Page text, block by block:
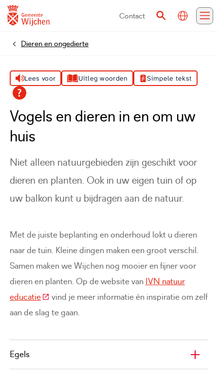
Contact
ZoekenVertalen
HomeDieren en ongedierte
Lees voor Uitleg woorden Simpele tekst
Vogels en dieren in en om uw
huis
Niet alleen natuurgebieden zijn geschikt voor
dieren en planten. Ook in uw eigen tuin of op
uw balkon kunt u bijdragen aan de natuur.
Met de juiste beplanting en onderhoud lokt u dieren
naar de tuin. Kleine dingen maken een groot verschil.
Samen maken we Wijchen nog mooier en fijner voor
dieren en planten. Op de website van IVN natuur
educatie(Deze link gaat naar een externe website)
vind je meer informatie én inspiratie om zelf
aan de slag te gaan.
Egels